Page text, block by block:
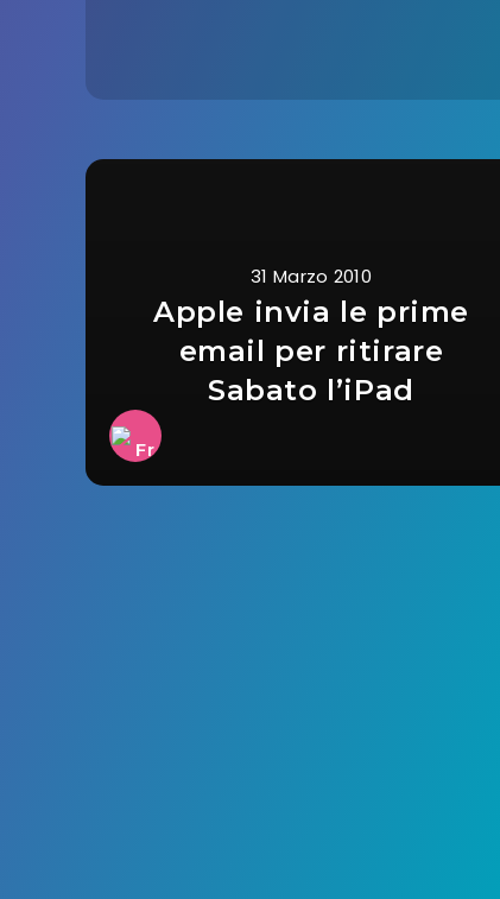
31 Marzo 2010
Apple invia le prime
email per ritirare
Sabato l’iPad